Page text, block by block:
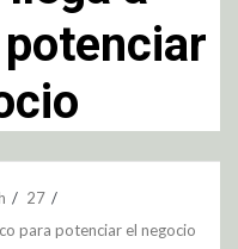
27
para potenciar el negocio